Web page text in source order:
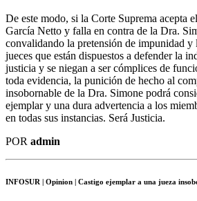
De este modo, si la Corte Suprema acepta
García Netto y falla en contra de la Dra.
convalidando la pretensión de impunidad y
jueces que están dispuestos a defender la
justicia y se niegan a ser cómplices de
toda evidencia, la punición de hecho al
insobornable de la Dra. Simone podrá
ejemplar y una dura advertencia a los
en todas sus instancias. Será Justicia.
POR admin
INFOSUR | Opinion | Castigo ejemplar a una jueza